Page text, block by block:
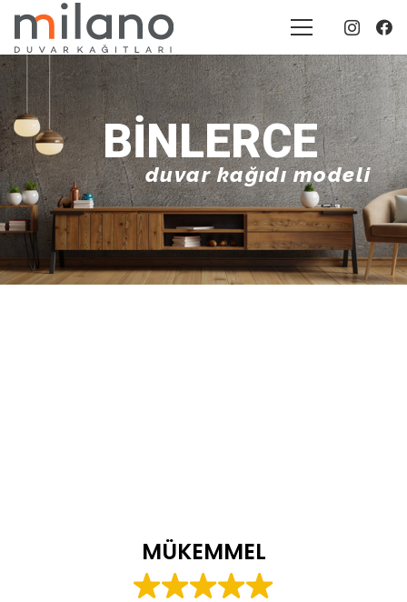
BINLERCE
duvar kağıdı modeli
MÜKEMMEL